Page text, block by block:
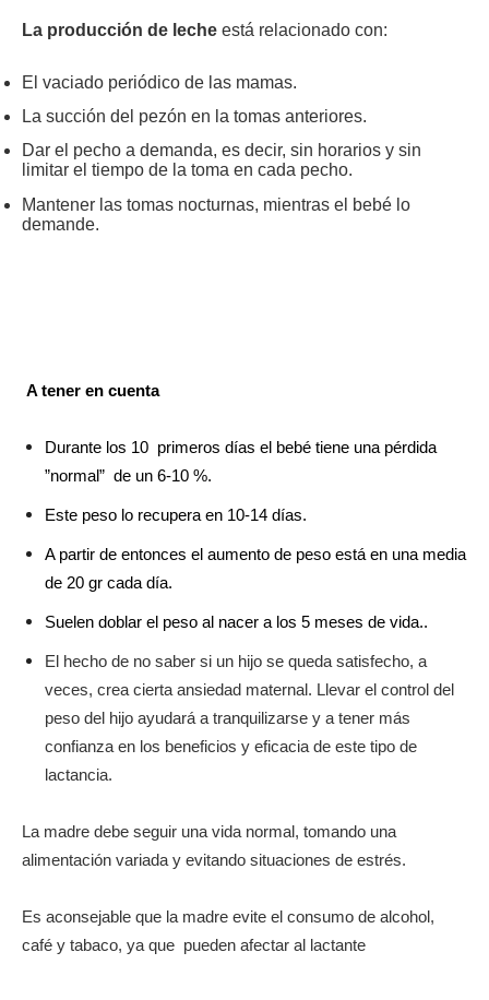
La producción de leche está relacionado con:
El vaciado periódico de las mamas.
La succión del pezón en la tomas anteriores.
Dar el pecho a demanda, es decir, sin horarios y sin
limitar el tiempo de la toma en cada pecho.
Mantener las tomas nocturnas, mientras el bebé lo
demande.
A tener en cuenta
Durante los 10 primeros días el bebé tiene una pérdida
”normal” de un 6-10 %.
Este peso lo recupera en 10-14 días.
A partir de entonces el aumento de peso está en una media
de 20 gr cada día.
Suelen doblar el peso al nacer a los 5 meses de vida..
El hecho de no saber si un hijo se queda satisfecho, a
veces, crea cierta ansiedad maternal. Llevar el control del
peso del hijo ayudará a tranquilizarse y a tener más
confianza en los beneficios y eficacia de este tipo de
lactancia.
La madre debe seguir una vida normal, tomando una
alimentación variada y evitando situaciones de estrés.
Es aconsejable que la madre evite el consumo de alcohol,
café y tabaco, ya que pueden afectar al lactante